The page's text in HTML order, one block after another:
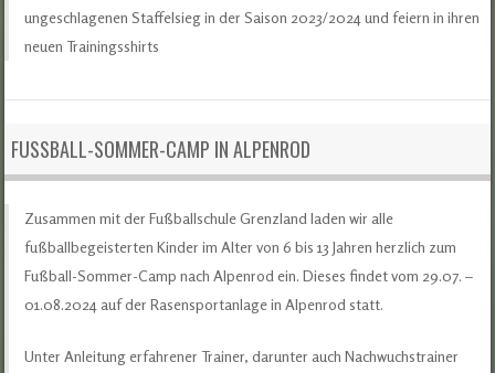
ungeschlagenen Staffelsieg in der Saison 2023/2024 und feiern in ihren
neuen Trainingsshirts
FUSSBALL-SOMMER-CAMP IN ALPENROD
Zusammen mit der Fußballschule Grenzland laden wir alle
fußballbegeisterten Kinder im Alter von 6 bis 13 Jahren herzlich zum
Fußball-Sommer-Camp nach Alpenrod ein. Dieses findet vom 29.07. –
01.08.2024 auf der Rasensportanlage in Alpenrod statt.
Unter Anleitung erfahrener Trainer, darunter auch Nachwuchstrainer